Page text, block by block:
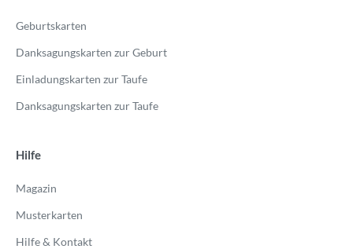
Geburtskarten
Danksagungskarten zur Geburt
Einladungskarten zur Taufe
Danksagungskarten zur Taufe
Hilfe
Magazin
Musterkarten
Hilfe & Kontakt